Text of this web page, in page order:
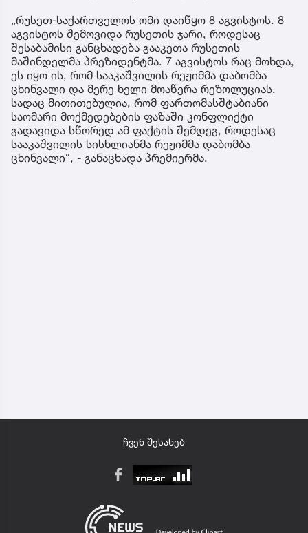
„რუსეთ-საქართველოს ომი დაიწყო 8 აგვისტოს. 8
აგვისტოს შემოვიდა რუსეთის ჯარი, როდესაც
შესაბამისი განცხადება გააკეთა რუსეთის
მაშინდელმა პრეზიდენტმა. 7 აგვისტოს რაც მოხდა,
ეს იყო ის, რომ სააკაშვილის რეჟიმმა დაბომბა
ცხინვალი და მერე ხელი მოაწერა რეზოლუციას,
სადაც მითითებულია, რომ ფართომასშტაბიანი
საომარი მოქმედებების ფაზაში კონფლიქტი
გადავიდა სწორედ ამ ფაქტის შემდეგ, როდესაც
სააკაშვილის სისხლიანმა რეჟიმმა დაბომბა
ცხინვალი“, - განაცხადა პრემიერმა.
ჩვენ შესახებ